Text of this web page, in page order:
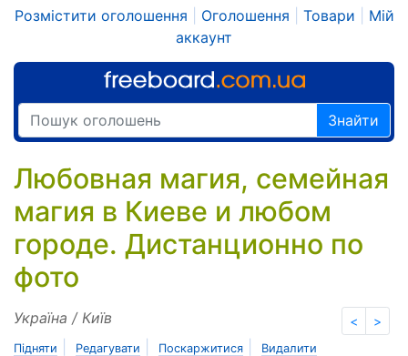
Розмістити оголошення Оголошення Товари
Мій
аккаунт
Знайти
Любовная магия, семейная
магия в Киеве и любом
городе. Дистанционно по
фото
< >
Україна / Київ
Підняти Редагувати Поскаржитися Видалити